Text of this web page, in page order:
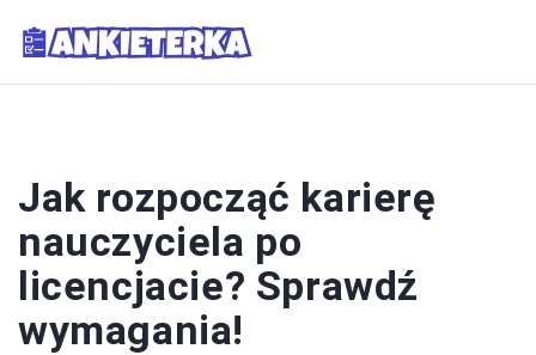
Jak rozpocząć karierę
nauczyciela po
licencjacie? Sprawdź
wymagania!